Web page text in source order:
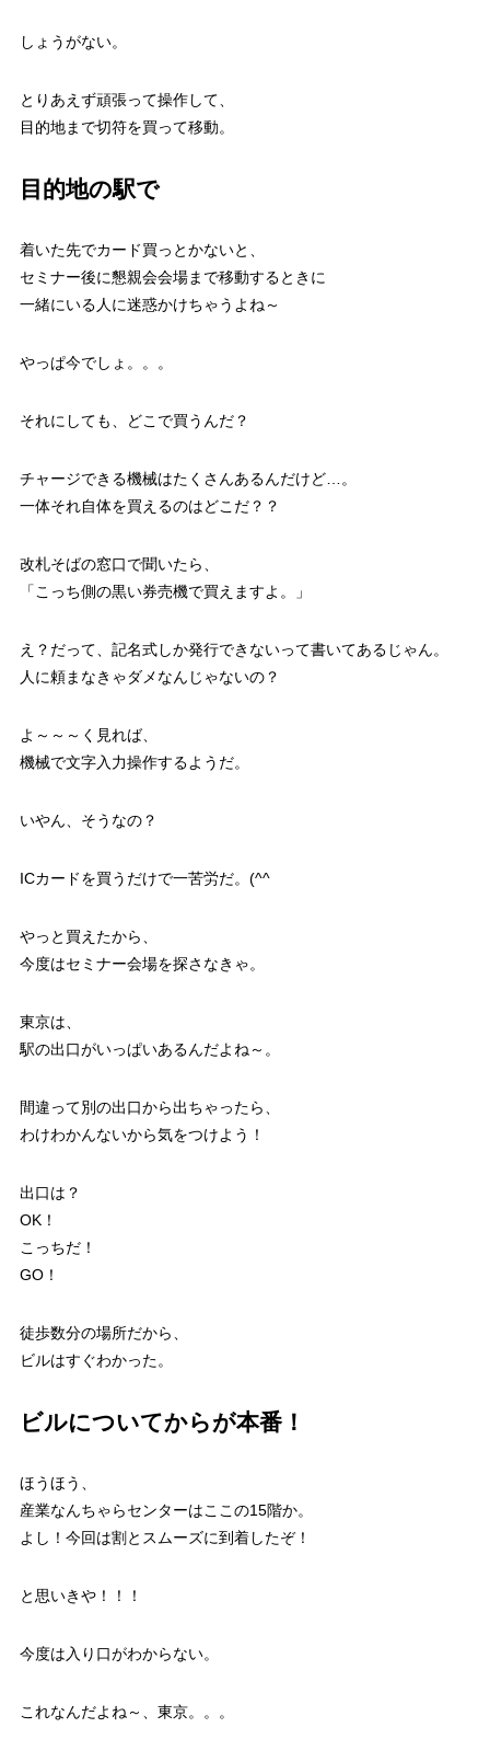
しょうがない。
とりあえず頑張って操作して、
目的地まで切符を買って移動。
目的地の駅で
着いた先でカード買っとかないと、
セミナー後に懇親会会場まで移動するときに
一緒にいる人に迷惑かけちゃうよね～
やっぱ今でしょ。。。
それにしても、どこで買うんだ？
チャージできる機械はたくさんあるんだけど…。
一体それ自体を買えるのはどこだ？？
改札そばの窓口で聞いたら、
「こっち側の黒い券売機で買えますよ。」
え？だって、記名式しか発行できないって書いてあるじゃん。
人に頼まなきゃダメなんじゃないの？
よ～～～く見れば、
機械で文字入力操作するようだ。
いやん、そうなの？
ICカードを買うだけで一苦労だ。(^^ゞ
やっと買えたから、
今度はセミナー会場を探さなきゃ。
東京は、
駅の出口がいっぱいあるんだよね～。
間違って別の出口から出ちゃったら、
わけわかんないから気をつけよう！
出口は？
OK！
こっちだ！
GO！
徒歩数分の場所だから、
ビルはすぐわかった。
ビルについてからが本番！
ほうほう、
産業なんちゃらセンターはここの15階か。
よし！今回は割とスムーズに到着したぞ！
と思いきや！！！
今度は入り口がわからない。
これなんだよね～、東京。。。